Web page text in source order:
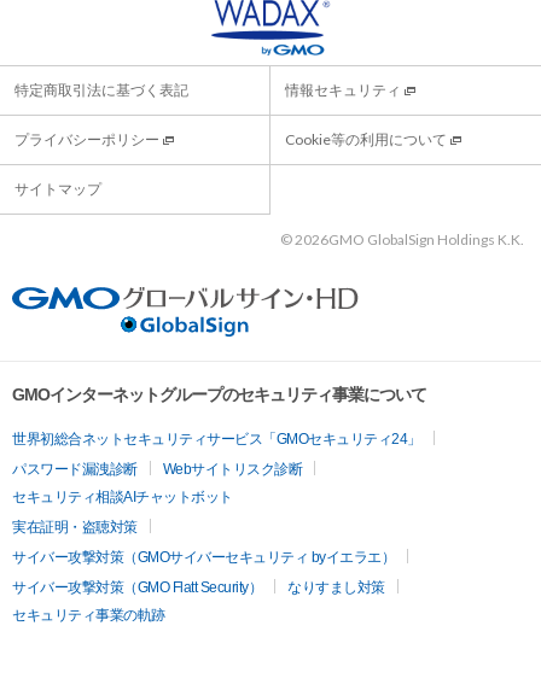
特定商取引法に基づく表記 情報セキュリティ
プライバシーポリシー Cookie等の利用について
サイトマップ
©2026GMO GlobalSign Holdings K.K.
GMOインターネットグループのセキュリティ事業について
世界初総合ネットセキュリティサービス「GMOセキュリティ24」
パスワード漏洩診断
Webサイトリスク診断
セキュリティ相談AIチャットボット
実在証明・盗聴対策
サイバー攻撃対策（GMOサイバーセキュリティ byイエラエ）
サイバー攻撃対策（GMO Flatt Security）
なりすまし対策
セキュリティ事業の軌跡